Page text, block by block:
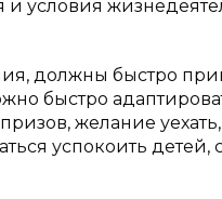
и условия
должны быстро
быстро
желание
успокоить детей,